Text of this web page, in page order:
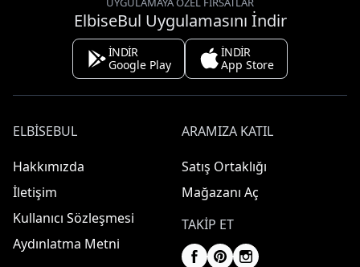
ElbiseBul Uygulamasını İndir
İNDİR
Google Play
İNDİR
App Store
ELBISEBUL
Hakkımızda
İletişim
Kullanıcı Sözleşmesi
Aydınlatma Metni
ARAMIZA KATIL
Satış Ortaklığı
Mağazanı Aç
TAKIP ET